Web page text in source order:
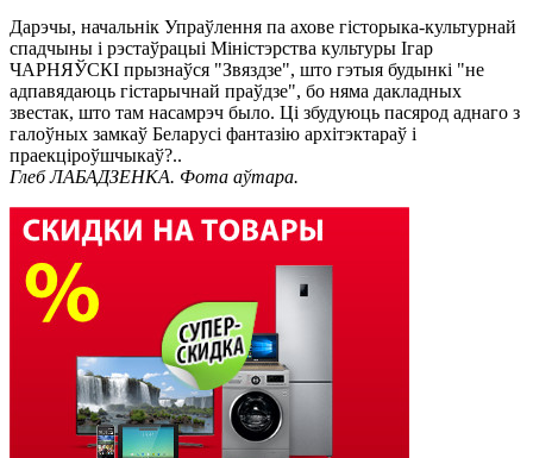
Дарэчы, начальнік Упраўлення па ахове гісторыка-культурнай
спадчыны і рэстаўрацыі Міністэрства культуры Ігар
ЧАРНЯЎСКІ прызнаўся "Звяздзе", што гэтыя будынкі "не
адпавядаюць гістарычнай праўдзе", бо няма дакладных
звестак, што там насамрэч было. Ці збудуюць пасярод аднаго з
галоўных замкаў Беларусі фантазію архітэктараў і
праекціроўшчыкаў?..
Глеб ЛАБАДЗЕНКА. Фота аўтара.